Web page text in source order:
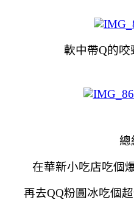
軟中帶Q的咬
總
在華新小吃店吃個
再去QQ粉圓冰吃個